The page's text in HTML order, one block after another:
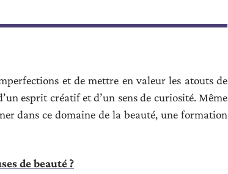
et de mettre en valeur les atouts de
esprit créatif et d’un sens de curiosité. Même
dans ce domaine de la beauté, une formation
de beauté ?